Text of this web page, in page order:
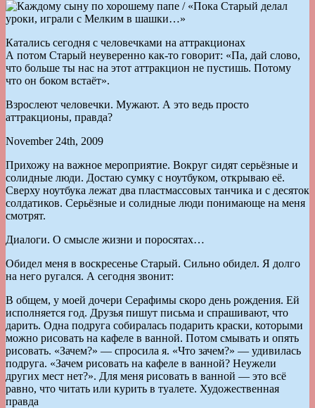
Катались сегодня с человечками на аттракционах
А потом Старый неуверенно как-то говорит: «Па, дай слово,
что больше ты нас на этот аттракцион не пустишь. Потому
что он боком встаёт».
Взрослеют человечки. Мужают. А это ведь просто
аттракционы, правда?
November 24th, 2009
Прихожу на важное мероприятие. Вокруг сидят серьёзные и
солидные люди. Достаю сумку с ноутбуком, открываю её.
Сверху ноутбука лежат два пластмассовых танчика и с десяток
солдатиков. Серьёзные и солидные люди понимающе на меня
смотрят.
Диалоги. О смысле жизни и поросятах…
Обидел меня в воскресенье Старый. Сильно обидел. Я долго
на него ругался. А сегодня звонит:
В общем, у моей дочери Серафимы скоро день рождения. Ей
исполняется год. Друзья пишут письма и спрашивают, что
дарить. Одна подруга собиралась подарить краски, которыми
можно рисовать на кафеле в ванной. Потом смывать и опять
рисовать. «Зачем?» — спросила я. «Что зачем?» — удивилась
подруга. «Зачем рисовать на кафеле в ванной? Неужели
других мест нет?». Для меня рисовать в ванной — это всё
равно, что читать или курить в туалете. Художественная
правда